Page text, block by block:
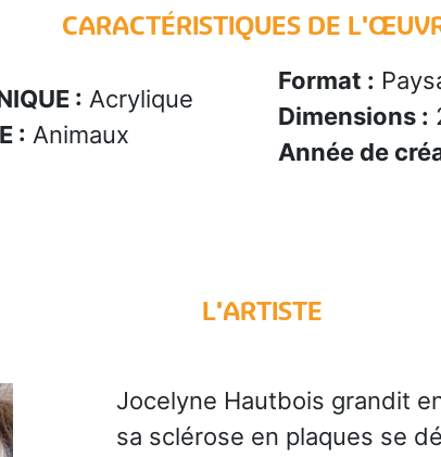
CARACTÉRISTIQUES DE
: Acrylique
: Animaux
Format :
Dimensions :
Année de
L'ARTISTE
Jocelyne Hautbois grandit
sa sclérose en plaques se